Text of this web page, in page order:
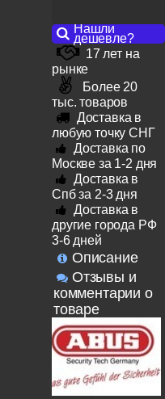
Нашли
дешевле?
17 лет на
рынке
Более 20
тыс. товаров
Доставка в
любую точку СНГ
Доставка по
Москве за 1-2 дня
Доставка в
Спб за 2-3 дня
Доставка в
другие города РФ
3-6 дней
Описание
Отзывы и
комментарии о
товаре